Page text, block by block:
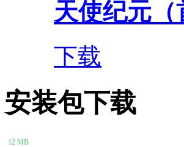
天使纪元（
下载
安装包下载
12 MB